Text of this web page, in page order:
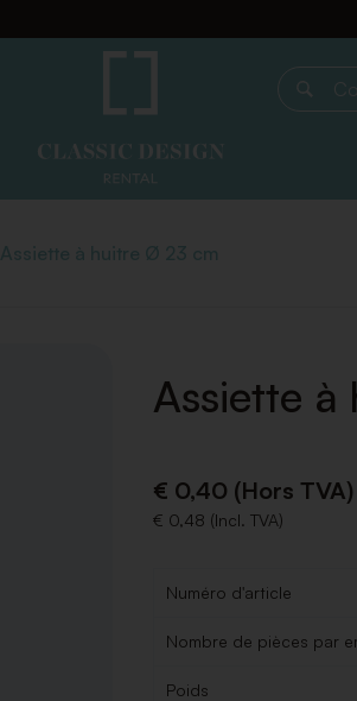
Assiette à huitre Ø 23 cm
Assiette
€ 0,40 (Hors TVA)
€ 0,48 (Incl. TVA)
Numéro d'article
Nombre de pièces par
Poids